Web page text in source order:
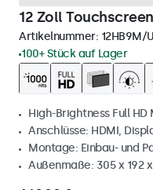
12 Zoll
Artikelnummer: 12HB9M/
100+ Stück auf Lager
High-Brightness Full HD
Anschlüsse: HDMI,
Montage: Einbau- und
Außenmaße: 305 x 192